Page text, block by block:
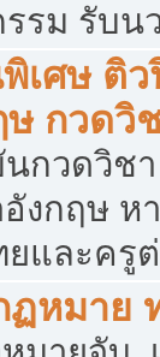
รม รับน
พิเศษ ติ
ษ กวดวิ
กวดวิช
งกฤษ ห
และครู
ฏหมาย